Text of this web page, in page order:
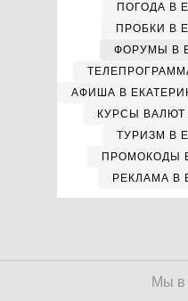
ПОГОДА В
ПРОБКИ В
ФОРУМЫ В
АФИША В
КУРСЫ ВАЛЮТ
ТУРИЗМ В
ПРОМОКОДЫ
РЕКЛАМА В
Мы в